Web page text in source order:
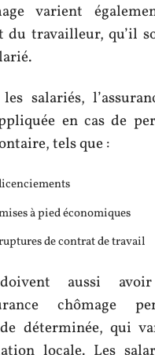
varient
du travailleur, qu’il
salariés,
en cas de
tels que :
à pied économiques
de contrat de travail
aussi
chômage
déterminée, qui
locale. Les